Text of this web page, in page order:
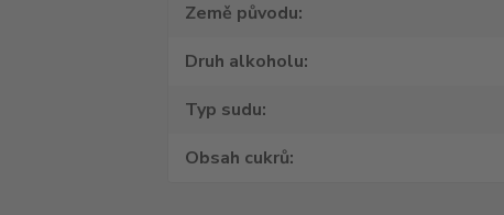
Země původu
Druh alkoholu
Typ sudu
Obsah cukrů